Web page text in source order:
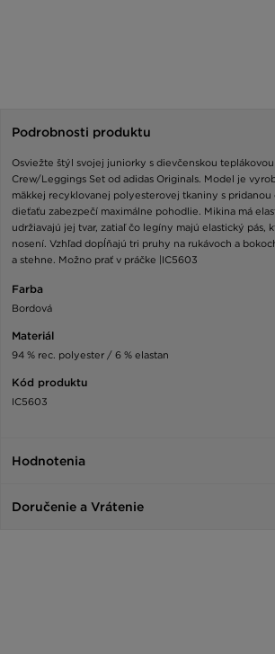
Podrobnosti produktu
Osviežte štýl svojej juniorky s dievčenskou
Crew/Leggings Set od adidas Originals. Model je
mäkkej recyklovanej polyesterovej tkaniny s pridanou
dieťaťu zabezpečí maximálne pohodlie. Mikina má
udržiavajú jej tvar, zatiaľ čo legíny majú elastický pás,
nosení. Vzhľad dopĺňajú tri pruhy na rukávoch a
a stehne. Možno prať v práčke |IC5603
Farba
Bordová
Materiál
94 % rec. polyester / 6 % elastan
Kód produktu
IC5603
Hodnotenia
Doručenie a Vrátenie